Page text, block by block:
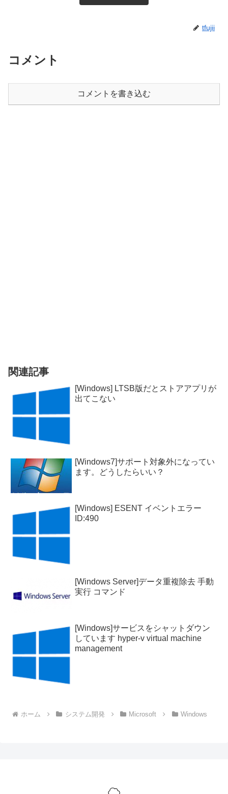
tfujii
コメント
コメントを書き込む
関連記事
[Windows] LTSB版だとストアアプリが
出てこない
[Windows7]サポート対象外になってい
ます。どうしたらいい？
[Windows] ESENT イベントエラー
ID:490
[Windows Server]データ重複除去 手動
実行 コマンド
[Windows]サービスをシャットダウン
しています hyper-v virtual machine
management
ホーム システム開発 Microsoft Windows